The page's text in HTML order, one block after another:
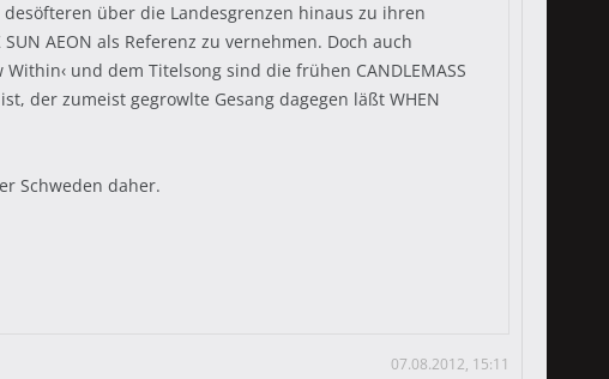
desöfteren über die Landesgrenzen hinaus zu ihren
AEON als Referenz zu vernehmen. Doch auch
und dem Titelsong sind die frühen CANDLEMASS
der zumeist gegrowlte Gesang dagegen läßt WHEN
Schweden daher.
07.08.2012, 15:11